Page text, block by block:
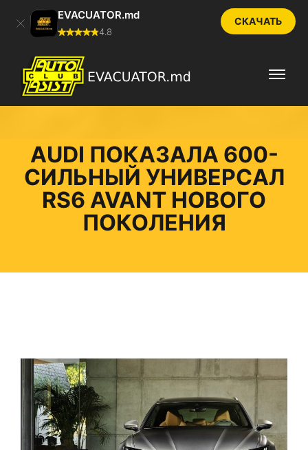
EVACUATOR.md
4.8
СКАЧАТЬ
AUDI ПОКАЗАЛА 600-
СИЛЬНЫЙ УНИВЕРСАЛ
RS6 AVANT НОВОГО
ПОКОЛЕНИЯ